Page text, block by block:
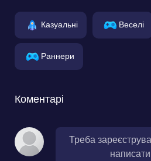
Казуальні Веселі
Раннери
Коментарі
Треба